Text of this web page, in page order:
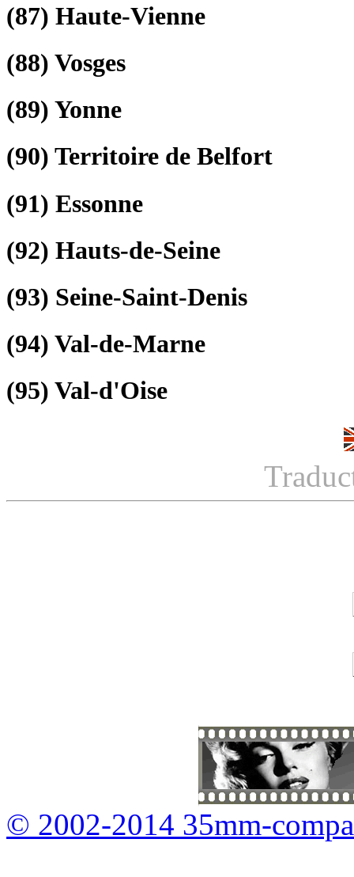
(87) Haute-Vienne
(88) Vosges
(89) Yonne
(90) Territoire de Belfort
(91) Essonne
(92) Hauts-de-Seine
(93) Seine-Saint-Denis
(94) Val-de-Marne
(95) Val-d'Oise
© 2002-2014 35mm-